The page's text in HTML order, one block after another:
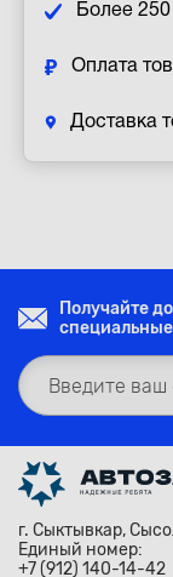
Более 250
Оплата
Доставка
Получайте
г. Сыктывкар,
Единый номер:
+7 (912) 140-14-42